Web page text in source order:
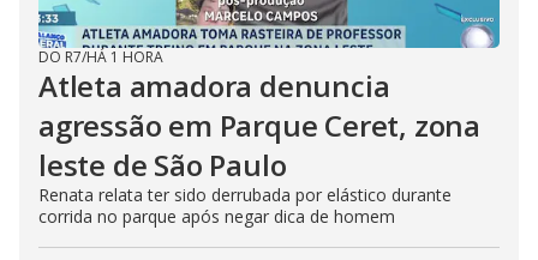
DO R7/HÁ 1 HORA
Atleta amadora denuncia
agressão em Parque Ceret, zona
leste de São Paulo
Renata relata ter sido derrubada por elástico durante
corrida no parque após negar dica de homem